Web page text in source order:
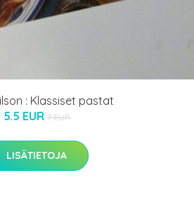
: Klassiset pastat
5.5 EUR 7 EUR
LISÄTIETOJA